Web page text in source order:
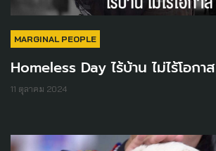
MARGINAL PEOPLE
Homeless Day ไร้บ้าน ไม่ไร้โอกาส
11 ตุลาคม 2024